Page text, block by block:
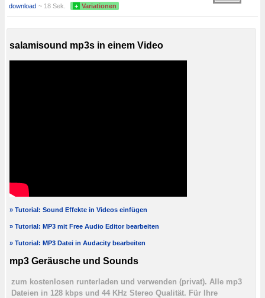
download ~ 18 Sek. + Variationen
salamisound mp3s in einem Video
» Tutorial: Sound Effekte in Videos einfügen
» Tutorial: MP3 mit Free Audio Editor bearbeiten
» Tutorial: MP3 Datei in Audacity bearbeiten
mp3 Geräusche und Sounds
zum kostenlosen runterladen und verwenden (privat). Alle mp3
Dateien in 128 kbps und 44 KHz Stereo Qualität. Für Ihre